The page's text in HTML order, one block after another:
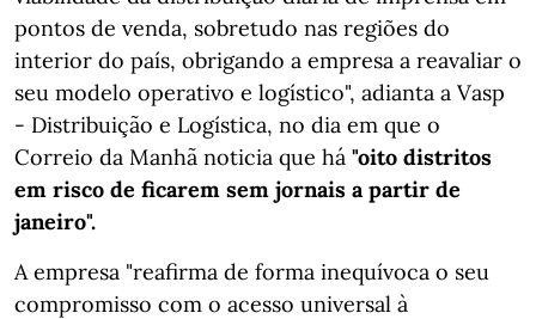
pontos de venda, sobretudo nas regiões do
interior do país, obrigando a empresa a reavaliar o
seu modelo operativo e logístico", adianta a Vasp
- Distribuição e Logística, no dia em que o
Correio da Manhã noticia que há "oito distritos
em risco de ficarem sem jornais a partir de
janeiro".
A empresa "reafirma de forma inequívoca o seu
compromisso com o acesso universal à